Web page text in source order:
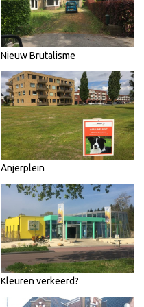
Nieuw Brutalisme
Anjerplein
Kleuren verkeerd?